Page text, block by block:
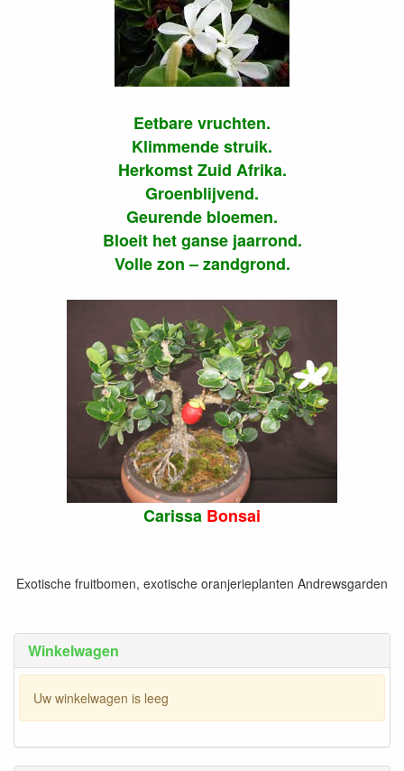
Winkelwagen
Uw winkelwagen is leeg
Eetbare vruchten.
Klimmende struik.
Herkomst Zuid Afrika.
Groenblijvend.
Geurende bloemen.
Bloeit het ganse jaarrond.
Volle zon – zandgrond.
Carissa Bonsai
Exotische fruitbomen, exotische oranjerieplanten Andrewsgarden